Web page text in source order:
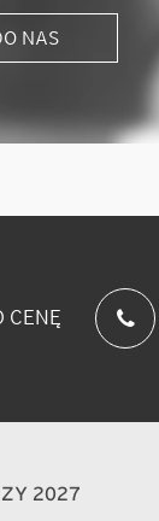
NAS
CENĘ
2027